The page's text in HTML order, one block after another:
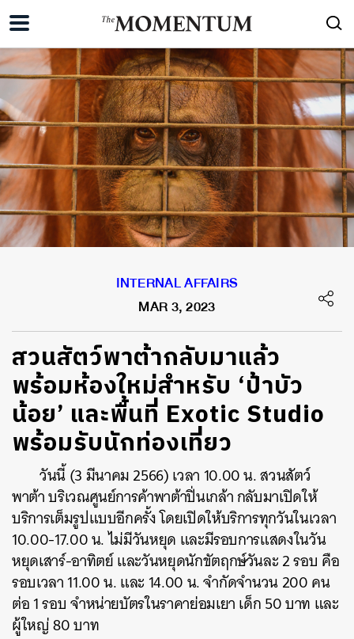
INTERNAL AFFAIRS
MAR 3, 2023
สวนสัตว์พาต้ากลับมาแล้ว
พร้อมห้องใหม่สำหรับ ‘ป้าบัว
น้อย’ และพื้นที่ Exotic Studio
พร้อมรับนักท่องเที่ยว
วันนี้ (3 มีนาคม 2566) เวลา 10.00 น. สวนสัตว์
พาต้า บริเวณศูนย์การค้าพาต้าปิ่นเกล้า กลับมาเปิดให้
บริการเต็มรูปแบบอีกครั้ง โดยเปิดให้บริการทุกวันในเวลา
10.00-17.00 น. ไม่มีวันหยุด และมีรอบการแสดงในวัน
หยุดเสาร์-อาทิตย์ และวันหยุดนักขัตฤกษ์วันละ 2 รอบ คือ
รอบเวลา 11.00 น. และ 14.00 น. จำกัดจำนวน 200 คน
ต่อ 1 รอบ จำหน่ายบัตรในราคาย่อมเยา เด็ก 50 บาท และ
ผู้ใหญ่ 80 บาท